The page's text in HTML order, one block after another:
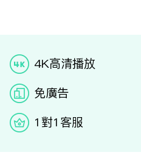
4K高清播放
免广告
1对1客服